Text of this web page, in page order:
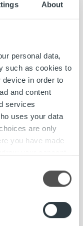
About
personal data,
such as cookies to
in order to
and content
services
uses your data
are only
you have made
data is processed
johtoon